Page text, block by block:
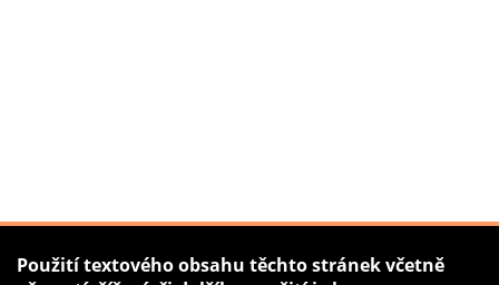
Použití textového obsahu těchto stránek včetně